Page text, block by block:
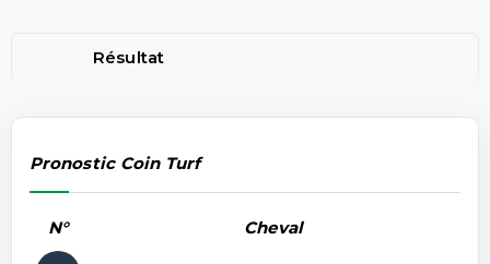
Résultat
Pronostic Coin Turf
N° Cheval